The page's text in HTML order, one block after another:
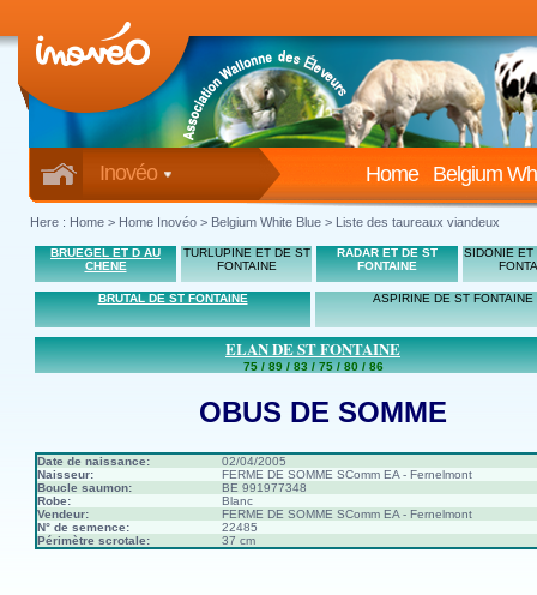
Inovéo Belgium
Home
Here : Home > Home Inovéo > Belgium White Blue > Liste des taureaux viandeux
BRUEGEL ET D AU
CHENE
TURLUPINE ET DE ST
FONTAINE
RADAR ET DE ST
FONTAINE
SIDONIE ET
BRUTAL DE ST FONTAINE ASPIRINE DE ST FONTAINE
ELAN DE ST FONTAINE
75 / 89 / 83 / 75 / 80 / 86
OBUS DE SOMME
Date de naissance:
02/04/2005
Naisseur:
FERME DE SOMME SComm EA - Fernelmont
Boucle saumon:
BE 991977348
Robe:
Blanc
Vendeur:
FERME DE SOMME SComm EA - Fernelmont
N° de semence:
22485
Périmètre scrotale:
37 cm